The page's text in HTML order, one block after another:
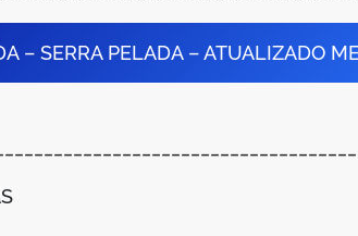
– SERRA PELADA – ATUALIZADO